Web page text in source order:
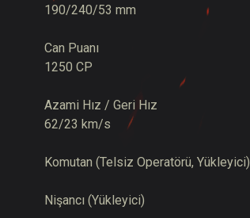
190/240/53 mm
Can Puanı
1250 CP
Azami Hız / Geri Hız
62/23 km/s
Komutan (Telsiz Operatörü, Yükleyici)
Nişancı (Yükleyici)